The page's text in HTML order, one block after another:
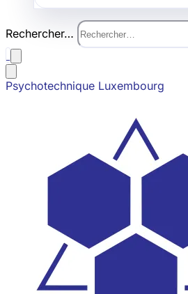
Rechercher…
Psychotechnique Luxembourg